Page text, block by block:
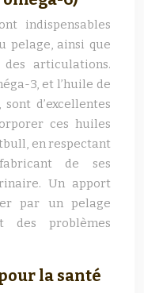
indispensables
pelage, ainsi que
articulations.
3, et l’huile de
d’excellentes
ces huiles
en respectant
de ses
Un apport
par un pelage
des problèmes
la santé